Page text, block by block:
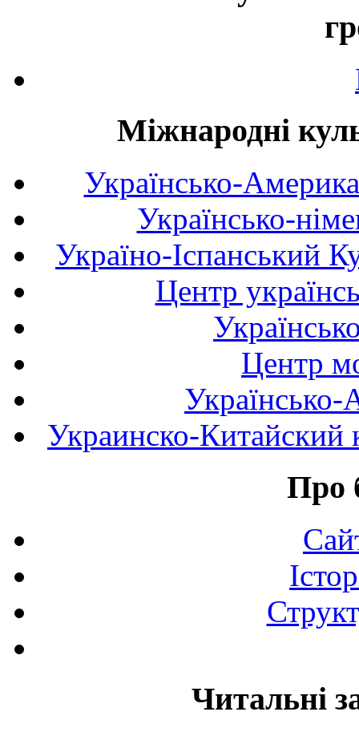
Міжнародні
Українсько-
Українсько-
Україно-Іспанський
Центр
Центр
Українсько-
Украинско-Китайский
Про
Читальні